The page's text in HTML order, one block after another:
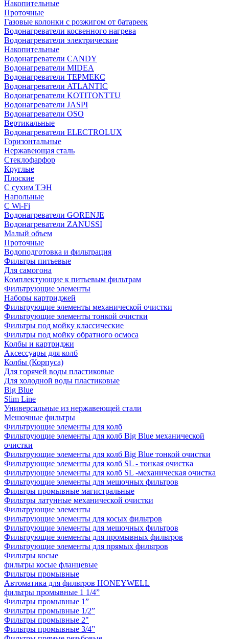
Накопительные
Проточные
Газовые колонки с розжигом от батареек
Водонагреватели косвенного нагрева
Водонагреватели электрические
Накопительные
Водонагреватели CANDY
Водонагреватели MIDEA
Водонагреватели ТЕРМЕКС
Водонагреватели ATLANTIC
Водонагреватели KOTITONTTU
Водонагреватели JASPI
Водонагреватели OSO
Вертикальные
Водонагреватели ELECTROLUX
Горизонтальные
Нержавеющая сталь
Стеклофарфор
Круглые
Плоские
С сухим ТЭН
Напольные
С Wi-Fi
Водонагреватели GORENJE
Водонагреватели ZANUSSI
Малый объем
Проточные
Водоподготовка и фильтрация
Фильтры питьевые
Для самогона
Комплектующие к питьевым фильтрам
Фильтрующие элементы
Наборы картриджей
Фильтрующие элементы механической очистки
Фильтрующие элементы тонкой очистки
Фильтры под мойку классические
Фильтры под мойку обратного осмоса
Колбы и картриджи
Аксессуары для колб
Колбы (Корпуса)
Для горячей воды пластиковые
Для холодной воды пластиковые
Big Blue
Slim Line
Универсальные из нержавеющей стали
Мешочные фильтры
Фильтрующие элементы для колб
Фильтрующие элементы для колб Big Blue механической
очистки
Фильтрующие элементы для колб Big Blue тонкой очистки
Фильтрующие элементы для колб SL - тонкая очистка
Фильтрующие элементы для колб SL -механическая очистка
Фильтрующие элементы для мешочных фильтров
Фильтры промывные магистральные
Фильтры латунные механической очистки
Фильтрующие элементы
Фильтрующие элементы для косых фильтров
Фильтрующие элементы для мешочных фильтров
Фильтрующие элементы для промывных фильтров
Фильтрующие элементы для прямых фильтров
Фильтры косые
фильтры косые фланцевые
Фильтры промывные
Автоматика для фильтров HONEYWELL
фильтры промывные 1 1/4”
Фильтры промывные 1”
Фильтры промывные 1/2”
Фильтры промывные 2"
Фильтры промывные 3/4”